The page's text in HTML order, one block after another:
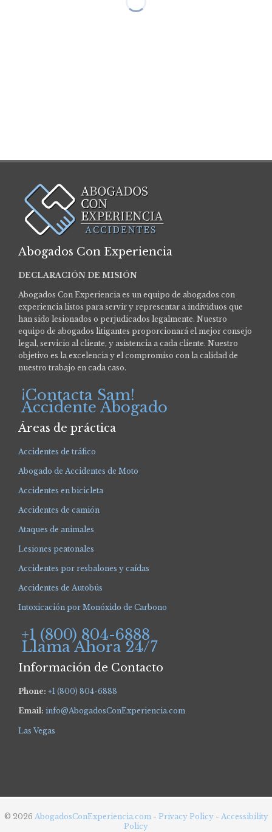
Abogados Con Experiencia
DECLARACIÓN DE MISIÓN
Abogados Con Experiencia es un equipo de abogados con
experiencia listos para servir y representar a individuos que
han sido lesionados o perjudicados legalmente. Nuestro
equipo de abogados litigantes proporcionará el mejor consejo
legal, servicio al cliente, y asistencia a cada cliente. Nuestro
objetivo es la excelencia y el compromiso con la calidad de
nuestro trabajo en cada caso.
¡Contacta Sam!
Accidente Abogado
Áreas de práctica
Accidentes de tráfico
Abogado de Accidentes de Moto
Accidentes en bicicleta
Accidentes de camión
Ataques de animales
Lesiones peatonales
Accidentes por resbalones y caídas
Accidentes de Autobús
Intoxicación por Monóxido de Carbono
+1 (800) 804-6888
Llama Ahora 24/7
Información de Contacto
Phone: +1 (800) 804-6888
Email: info@AbogadosConExperiencia.com
Las Vegas
© 2026 AbogadosConExperiencia.com- Privacy Policy - Accessibility
Policy